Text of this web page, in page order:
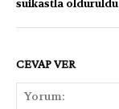
suikastla öldürüldü
CEVAP VER